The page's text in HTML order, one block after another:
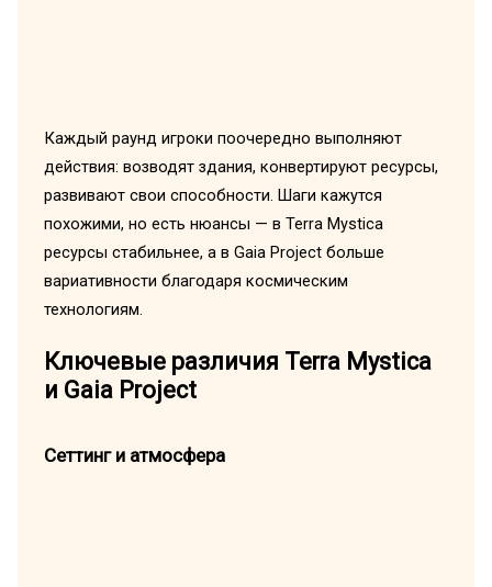
Каждый раунд игроки поочередно выполняют
действия: возводят здания, конвертируют ресурсы,
развивают свои способности. Шаги кажутся
похожими, но есть нюансы — в Terra Mystica
ресурсы стабильнее, а в Gaia Project больше
вариативности благодаря космическим
технологиям.
Ключевые различия Terra Mystica
и Gaia Project
Сеттинг и атмосфера